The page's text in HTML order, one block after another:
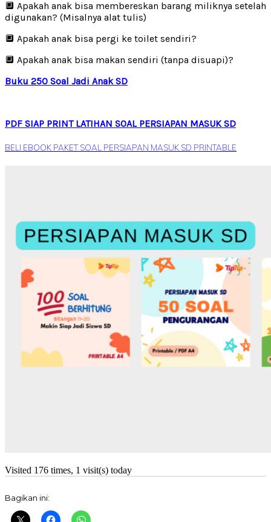
🔲 Apakah anak bisa membereskan barang miliknya setelah
digunakan? (Misalnya alat tulis)
🔲 Apakah anak bisa pergi ke toilet sendiri?
🔲 Apakah anak bisa makan sendiri (tanpa disuapi)?
Buku 250 Soal Jadi Anak SD
PDF SIAP PRINT LATIHAN SOAL PERSIAPAN MASUK SD
BELI EBOOK PAKET SOAL PERSIAPAN MASUK SD PRINTABLE
Visited 176 times, 1 visit(s) today
Bagikan ini: